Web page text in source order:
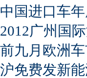
中国进口车
2012广州国
前九月欧洲
沪免费发新